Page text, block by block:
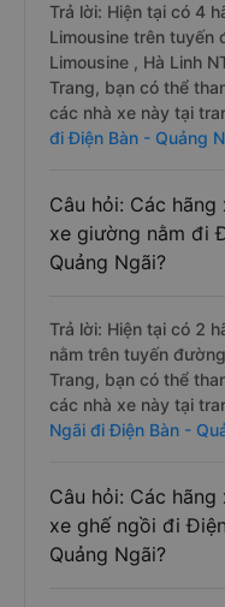
Trả lời: Hiện tại có 4
Limousine trên tuyến
Limousine , Hà Linh
Trang, bạn có thể
các nhà xe này tại
đi Điện Bàn - Quảng
Câu hỏi: Các
xe giường nằm đi
Quảng Ngãi?
Trả lời: Hiện tại có 2
nằm trên tuyến
Trang, bạn có thể
các nhà xe này tại
Ngãi đi Điện Bàn -
Câu hỏi: Các
xe ghế ngồi đi
Quảng Ngãi?